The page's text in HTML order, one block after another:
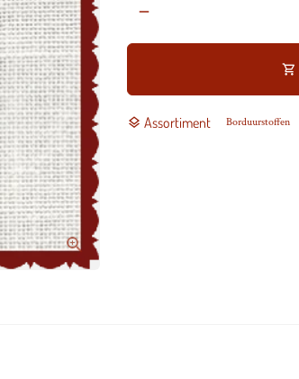
remove
shopping_cart
layers Assortiment Borduurstoffen